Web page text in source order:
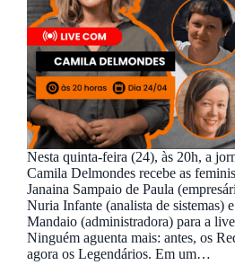
Nesta quinta-feira (24), às 20h, a
Camila Delmondes recebe as
Janaina Sampaio de Paula
Nuria Infante (analista de sistemas)
Mandaio (administradora) para a live
Ninguém aguenta mais: antes, os
agora os Legendários. Em um…